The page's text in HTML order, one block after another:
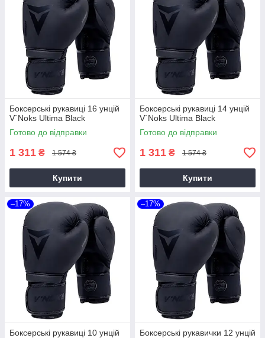
Боксерські рукавиці 16 унцій
V`Noks Ultima Black
Готово до відправки
1 311 ₴ 1 574 ₴
Купити
Боксерські рукавиці 14 унцій
V`Noks Ultima Black
Готово до відправки
1 311 ₴ 1 574 ₴
Купити
–17%
Боксерські рукавиці 10 унцій
–17%
Боксерські рукавички 12 унцій